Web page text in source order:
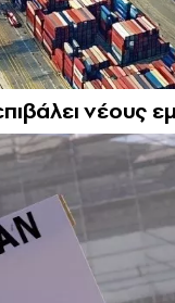
νέους